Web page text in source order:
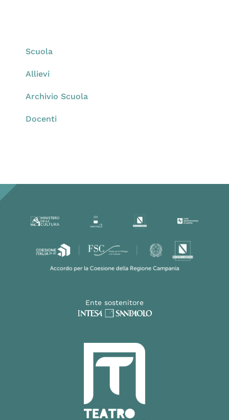
Scuola
Allievi
Archivio Scuola
Docenti
Ente sostenitore